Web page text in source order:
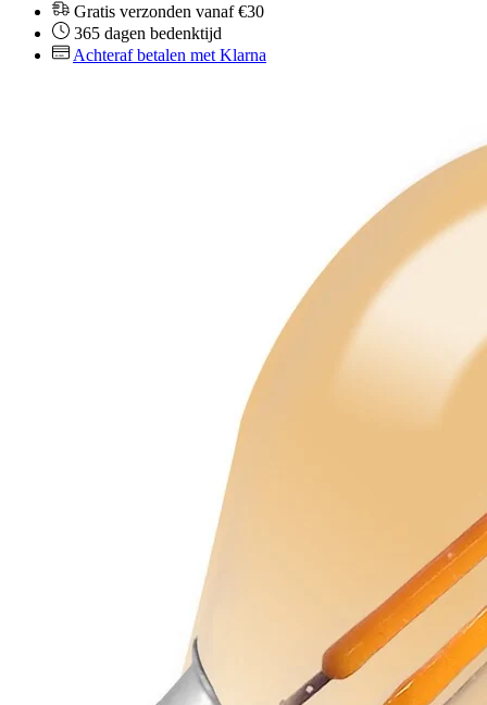
Gratis verzonden vanaf €30
365 dagen bedenktijd
Achteraf betalen met Klarna